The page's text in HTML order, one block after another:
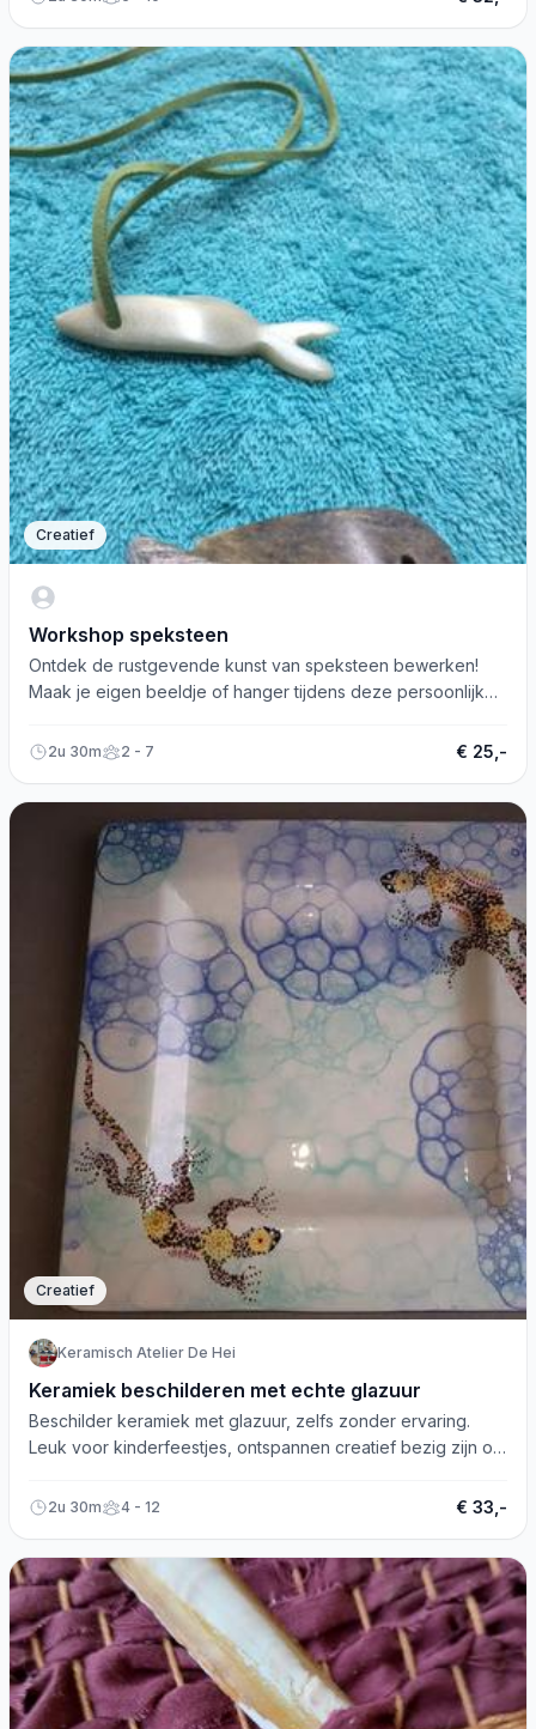
Creatief
Workshop speksteen
Ontdek de rustgevende kunst van speksteen bewerken!
Maak je eigen beeldje of hanger tijdens deze persoonlijke
2u 30m 2 - 7 € 25,-
Creatief
Keramisch Atelier De Hei
Keramiek beschilderen met echte glazuur
Beschilder keramiek met glazuur, zelfs zonder ervaring.
Leuk voor kinderfeestjes, ontspannen creatief bezig zijn of
2u 30m 4 - 12 € 33,-